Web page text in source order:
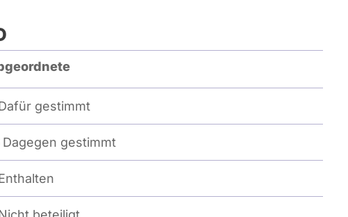
gestimmt
Dagegen gestimmt